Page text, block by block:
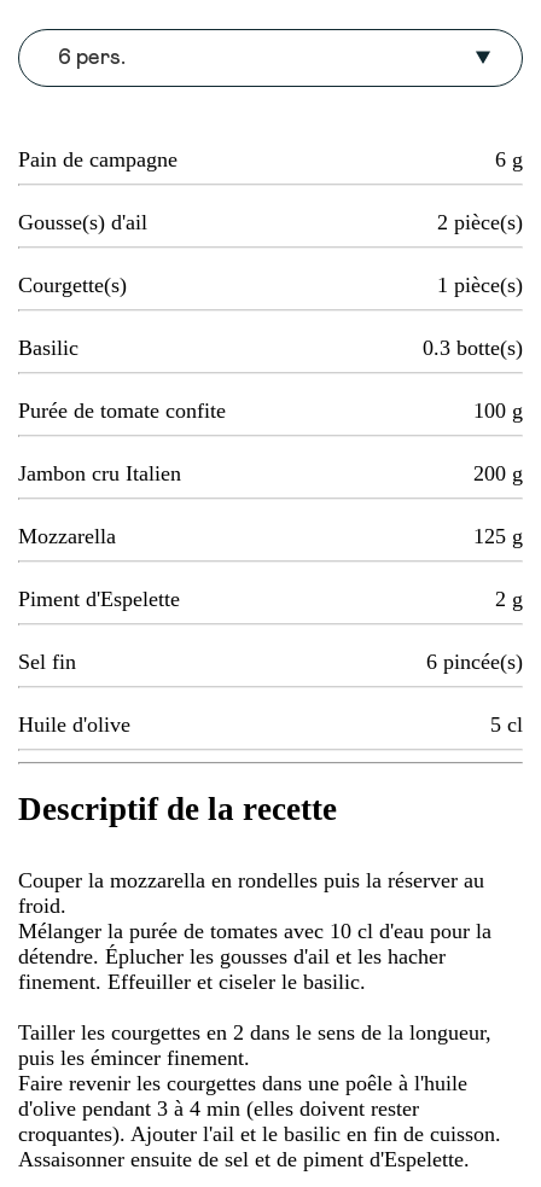
6 pers.
Pain de campagne 6 g
Gousse(s) d'ail 2 pièce(s)
Courgette(s) 1 pièce(s)
Basilic 0.3 botte(s)
Purée de tomate confite 100 g
Jambon cru Italien 200 g
Mozzarella 125 g
Piment d'Espelette 2 g
Sel fin 6 pincée(s)
Huile d'olive 5 cl
Descriptif de la recette
Couper la mozzarella en rondelles puis la réserver au
froid.
Mélanger la purée de tomates avec 10 cl d'eau pour la
détendre. Éplucher les gousses d'ail et les hacher
finement. Effeuiller et ciseler le basilic.
Tailler les courgettes en 2 dans le sens de la longueur,
puis les émincer finement.
Faire revenir les courgettes dans une poêle à l'huile
d'olive pendant 3 à 4 min (elles doivent rester
croquantes). Ajouter l'ail et le basilic en fin de cuisson.
Assaisonner ensuite de sel et de piment d'Espelette.